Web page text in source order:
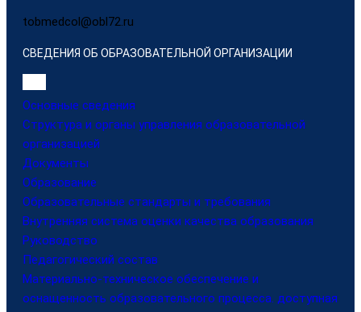
tobmedcol@obl72.ru
СВЕДЕНИЯ ОБ ОБРАЗОВАТЕЛЬНОЙ ОРГАНИЗАЦИИ
Основные сведения
Структура и органы управления образовательной
организацией
Документы
Образование
Образовательные стандарты и требования
Внутренняя система оценки качества образования
Руководство
Педагогический состав
Материально-техническое обеспечение и
оснащенность образовательного процесса. доступная